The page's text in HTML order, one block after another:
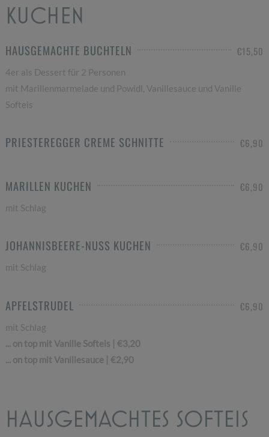
KUCHEN
HAUSGEMACHTE BUCHTELN €15,50
4er als Dessert für 2 Personen
mit Marillenmarmelade und Powidl, Vanillesauce und Vanille
Softeis
PRIESTEREGGER CREME SCHNITTE €6,90
MARILLEN KUCHEN €6,90
mit Schlag
JOHANNISBEERE-NUSS KUCHEN €6,90
mit Schlag
APFELSTRUDEL €6,90
mit Schlag
... on top mit Vanille Softeis | €3,20
... on top mit Vanillesauce | €2,90
HAUSGEMACHTES SOFTEIS